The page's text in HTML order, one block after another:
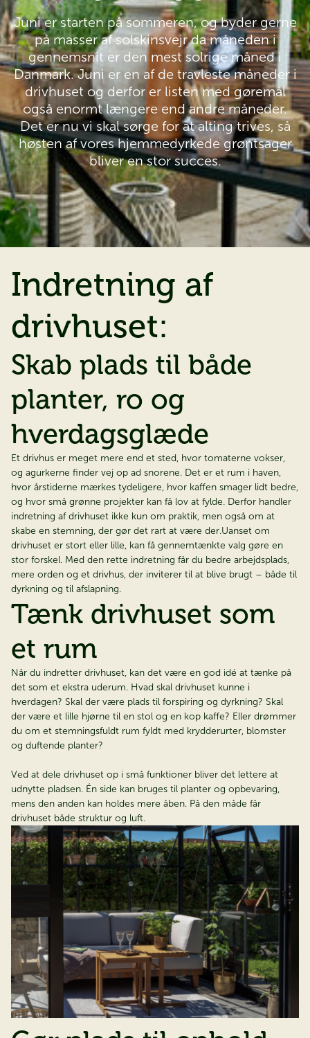
Juni er starten på sommeren, og byder gerne
på masser af solskinsvejr da måneden i
gennemsnit er den mest solrige måned i
Danmark. Juni er en af de travleste måneder i
drivhuset og derfor er listen med gøremål
også enormt længere end andre måneder.
Det er nu vi skal sørge for at alting trives, så
høsten af vores hjemmedyrkede grøntsager
bliver en stor succes.
Indretning af
drivhuset:
Skab plads til både
planter, ro og
hverdagsglæde
Et drivhus er meget mere end et sted, hvor tomaterne vokser,
og agurkerne finder vej op ad snorene. Det er et rum i haven,
hvor årstiderne mærkes tydeligere, hvor kaffen smager lidt bedre,
og hvor små grønne projekter kan få lov at fylde. Derfor handler
indretning af drivhuset ikke kun om praktik, men også om at
skabe en stemning, der gør det rart at være der.Uanset om
drivhuset er stort eller lille, kan få gennemtænkte valg gøre en
stor forskel. Med den rette indretning får du bedre arbejdsplads,
mere orden og et drivhus, der inviterer til at blive brugt – både til
dyrkning og til afslapning.
Tænk drivhuset som
et rum
Når du indretter drivhuset, kan det være en god idé at tænke på
det som et ekstra uderum. Hvad skal drivhuset kunne i
hverdagen? Skal der være plads til forspiring og dyrkning? Skal
der være et lille hjørne til en stol og en kop kaffe? Eller drømmer
du om et stemningsfuldt rum fyldt med krydderurter, blomster
og duftende planter?
Ved at dele drivhuset op i små funktioner bliver det lettere at
udnytte pladsen. Én side kan bruges til planter og opbevaring,
mens den anden kan holdes mere åben. På den måde får
drivhuset både struktur og luft.